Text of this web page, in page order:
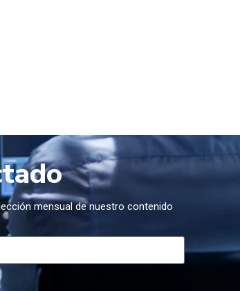
mensual de nuestro contenido